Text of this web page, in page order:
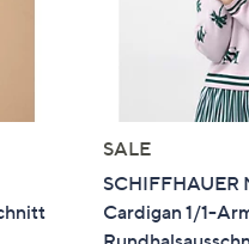
SALE
Cardigan 1/1-